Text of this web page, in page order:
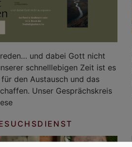
und dabei Gott nicht
schnelllebigen Zeit ist es
den Austausch und das
Unser Gesprächskreis